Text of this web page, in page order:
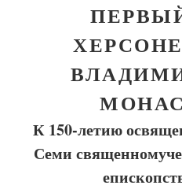
К 150-летию
Семи